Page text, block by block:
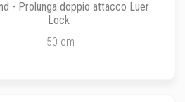
- Prolunga doppio attacco Luer
Lock
50 cm